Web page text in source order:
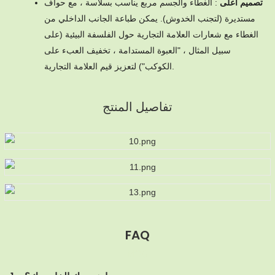
تصميم أعلى : الغطاء والجسم مربع يناسب بسلاسة ، مع حواف
مستديرة (لتجنب الخدوش). يمكن طباعة الجانب الداخلي من
الغطاء مع شعارات العلامة التجارية حول الفلسفة البيئية (على
سبيل المثال ، "العبوة المستدامة ، تخفيف العبء على
تفاصيل المنتج
FAQ